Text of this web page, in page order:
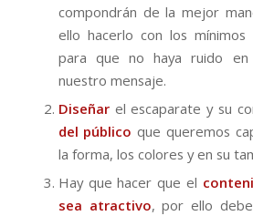
compondrán de la mejor
ello hacerlo con los mínimos
para que no haya ruido en
nuestro mensaje.
Diseñarel escaparate y su
del público que queremos
la forma, los colores y en su
Hay que hacer que el
sea atractivo, por ello